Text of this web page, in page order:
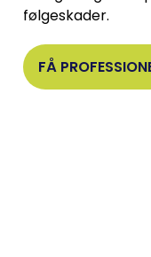
følgeskader.
FÅ